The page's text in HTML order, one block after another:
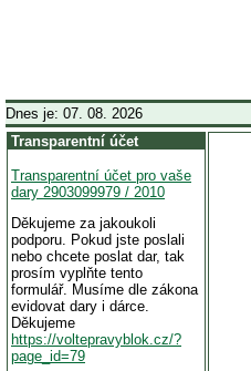
Dnes je: 07. 08. 2026
Transparentní účet
Transparentní účet pro vaše
dary 2903099979 / 2010
Děkujeme za jakoukoli
podporu. Pokud jste poslali
nebo chcete poslat dar, tak
prosím vyplňte tento
formulář. Musíme dle zákona
evidovat dary i dárce.
Děkujeme
https://voltepravyblok.cz/?
page_id=79